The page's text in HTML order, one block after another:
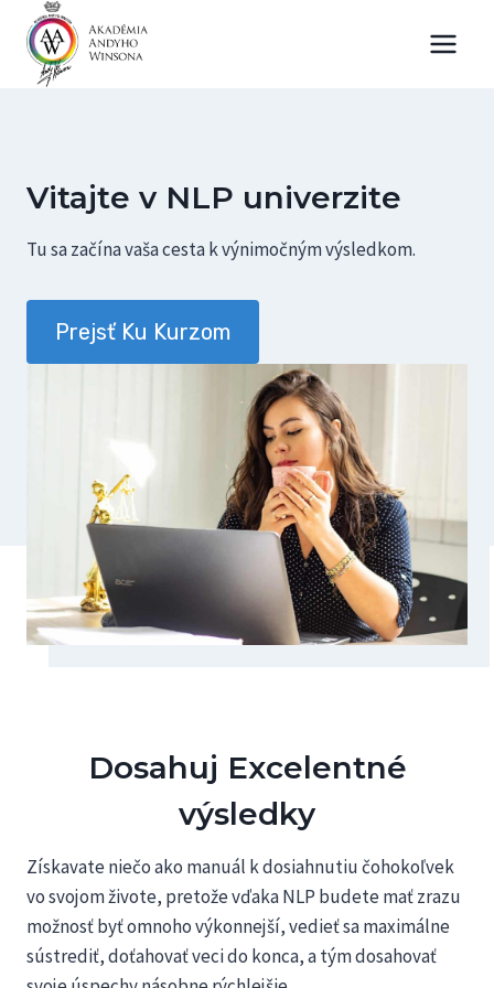
content
Vitajte v NLP univerzite
Tu sa začína vaša cesta k výnimočným výsledkom.
Prejsť Ku Kurzom
Dosahuj Excelentné
výsledky
Získavate niečo ako manuál k dosiahnutiu čohokoľvek
vo svojom živote, pretože vďaka NLP budete mať zrazu
možnosť byť omnoho výkonnejší, vedieť sa maximálne
sústrediť, doťahovať veci do konca, a tým dosahovať